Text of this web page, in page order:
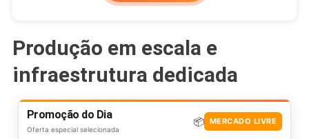
Produção em escala e
infraestrutura dedicada
Promoção do Dia
Oferta especial selecionada
📦 MERCADO LIVRE